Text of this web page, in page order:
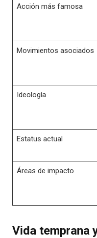
Acción más famosa
Movimientos asociados
Ideología
Estatus actual
Áreas de impacto
Vida temprana